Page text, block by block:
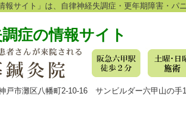
報サイト」は、自律神経失調症・更年期障害・
症の情報サイト
戸市灘区八幡町2-10-16 サンビルダー六甲山の手1